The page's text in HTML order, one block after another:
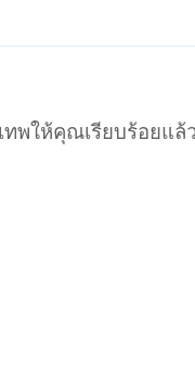
ทพให้คุณเรียบร้อยแล้